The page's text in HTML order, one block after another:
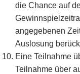
die Chance auf
angegebenen
Auslosung
Eine Teilnahme
Teilnahme über